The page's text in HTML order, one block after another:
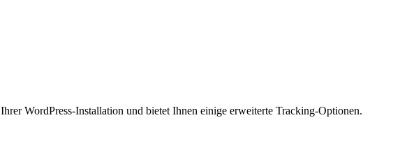
WordPress-Installation und bietet Ihnen einige erweiterte Tracking-Optionen.